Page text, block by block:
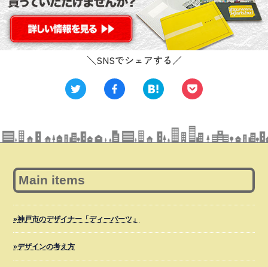
＼SNSでシェアする／
Main items
神戸市のデザイナー「ディーパーツ」
デザインの考え方